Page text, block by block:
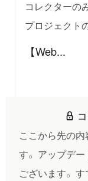
コレクターの
プロジェクト
【Web...
ここから先の
す。 アップデ
ございます。 す